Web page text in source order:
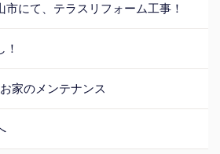
市にて、テラスリフォーム工事！
！
家のメンテナンス